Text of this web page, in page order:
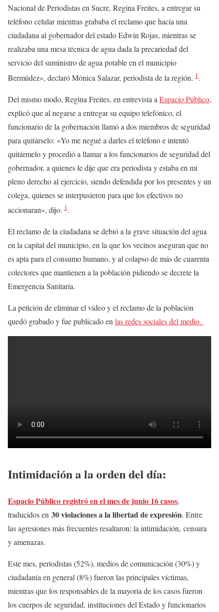
Nacional de Periodistas en Sucre, Regina Freites, a entregar su
teléfono celular mientras grababa el reclamo que hacía una
ciudadana al gobernador del estado Edwin Rojas, mientras se
realizaba una mesa técnica de agua dada la precariedad del
servicio del suministro de agua potable en el municipio
Bermúdez», declaró Mónica Salazar, periodista de la región. 1 .
Del mismo modo, Regina Freites, en entrevista a Espacio Público,
explicó que al negarse a entregar su equipo telefónico, el
funcionario de la gobernación llamó a dos miembros de seguridad
para quitárselo: «Yo me negué a darles el teléfono e intentó
quitármelo y procedió a llamar a los funcionarios de seguridad del
gobernador, a quienes le dije que era periodista y estaba en mi
pleno derecho al ejercicio, siendo defendida por los presentes y un
colega, quienes se interpusieron para que los efectivos no
accionaran», dijo. 1.
El reclamo de la ciudadana se debió a la grave situación del agua
en la capital del municipio, en la que los vecinos aseguran que no
es apta para el consumo humano, y al colapso de más de cuarenta
colectores que mantienen a la población pidiendo se decrete la
Emergencia Sanitaria.
La petición de eliminar el video y el reclamo de la población
quedó grabado y fue publicado en las redes sociales del medio.
Intimidación a la orden del día:
Espacio Público registró en el mes de junio 16 casos,
traducidos en 30 violaciones a la libertad de expresión. Entre
las agresiones más frecuentes resaltaron: la intimidación, censura
y amenazas.
Este mes, periodistas (52%), medios de comunicación (30%) y
ciudadanía en general (8%) fueron las principales víctimas,
mientras que los responsables de la mayoría de los casos fueron
los cuerpos de seguridad, instituciones del Estado y funcionarios